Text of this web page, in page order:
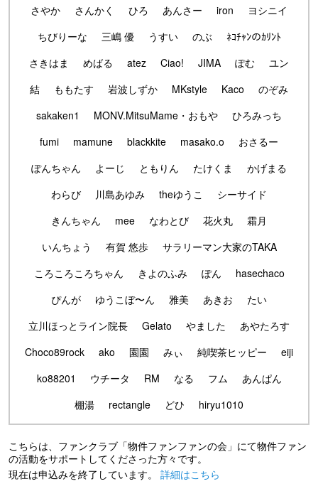
さやか
さんかく ひろ あんさー iron
ヨシニイ
ちびりーな
三嶋 優 うすい のぶ
ﾈｺﾁｬﾝのｶﾘﾝﾄ
さきはま
めばる atez Ciao! JIMA ぽむ
ユン
結
ももたす 岩波しずか MKstyle Kaco
のぞみ
sakaken1
MONV.MitsuMame・おもや
ひろみっち
fumi
mamune blackkite masako.o
おさるー
ぽんちゃん
よーじ ともりん たけくま
かげまる
わらび
川島あゆみ theゆうこ
シーサイド
きんちゃん
mee なわとび 花火丸
霜月
いんちょう
有賀 悠歩
サラリーマン大家のTAKA
ころころころちゃん
きよのふみ ぽん
hasechaco
ぴんが
ゆうこぼ〜ん 雅美 あきお
たい
立川ほっとライン院長
Gelato やました
あやたろす
Choco89rock
ako 園園 みぃ 純喫茶ヒッピー
eiji
ko88201
ウチータ RM なる フム
あんぱん
棚湯
rectangle どひ hiryu1010
こちらは、ファンクラブ「物件ファンファンの会」にて物件ファン
の活動をサポートしてくださった方々です。
現在は申込みを終了しています。 詳細はこちら